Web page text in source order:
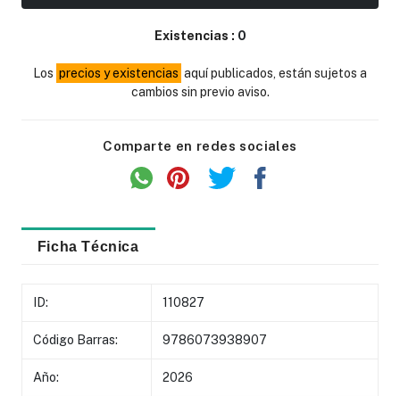
Existencias : 0
Los precios y existencias aquí publicados, están sujetos a
cambios sin previo aviso.
Comparte en redes sociales
Ficha Técnica
ID: 110827
Código Barras: 9786073938907
Año: 2026